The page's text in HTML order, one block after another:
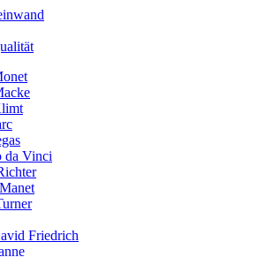
da Vinci
Friedrich